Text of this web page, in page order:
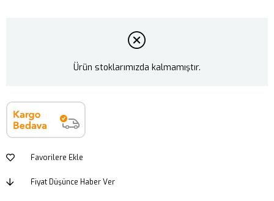
Ürün stoklarımızda kalmamıştır.
Favorilere Ekle
Fiyat Düşünce Haber Ver